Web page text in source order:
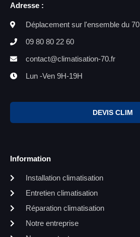
Adresse :
Déplacement sur l'ensemble du 70
09 80 80 22 60
contact@climatisation-70.fr
Lun -Ven 9H-19H
DEVIS CLIM
Information
Installation climatisation
Entretien climatisation
Réparation climatisation
Notre entreprise